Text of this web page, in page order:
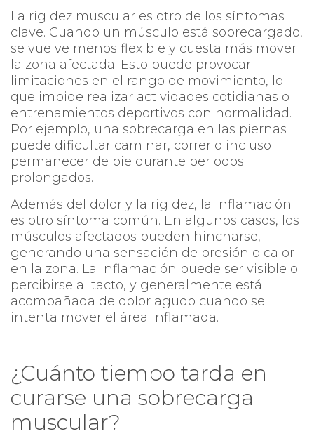
La rigidez muscular es otro de los síntomas
clave. Cuando un músculo está sobrecargado,
se vuelve menos flexible y cuesta más mover
la zona afectada. Esto puede provocar
limitaciones en el rango de movimiento, lo
que impide realizar actividades cotidianas o
entrenamientos deportivos con normalidad.
Por ejemplo, una sobrecarga en las piernas
puede dificultar caminar, correr o incluso
permanecer de pie durante periodos
prolongados.
Además del dolor y la rigidez, la inflamación
es otro síntoma común. En algunos casos, los
músculos afectados pueden hincharse,
generando una sensación de presión o calor
en la zona. La inflamación puede ser visible o
percibirse al tacto, y generalmente está
acompañada de dolor agudo cuando se
intenta mover el área inflamada.
¿Cuánto tiempo tarda en
curarse una sobrecarga
muscular?